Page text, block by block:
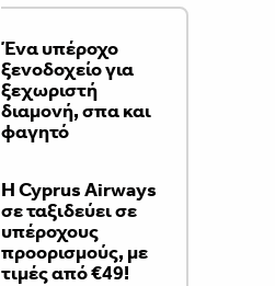
Ένα υπέροχο
ξενοδοχείο για
ξεχωριστή
διαμονή, σπα και
φαγητό
H Cyprus Airways
σε ταξιδεύει σε
υπέροχους
προορισμούς, με
τιμές από €49!